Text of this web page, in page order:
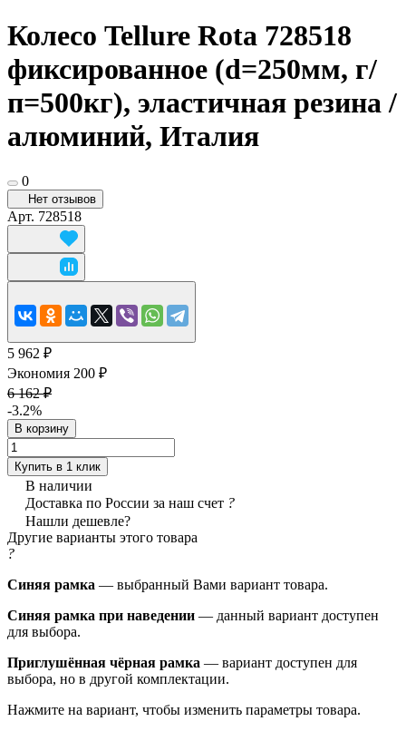
Колесо Tellure Rota 728518
фиксированное (d=250мм, г/
п=500кг), эластичная резина /
алюминий, Италия
0
Нет отзывов
Арт. 728518
5 962 ₽
Экономия 200 ₽
6 162 ₽
-3.2%
В корзину
Купить в 1 клик
В наличии
Доставка по России за наш счет ?
Нашли дешевле?
Другие варианты этого товара
?
Синяя рамка — выбранный Вами вариант товара.
Синяя рамка при наведении — данный вариант доступен
для выбора.
Приглушённая чёрная рамка — вариант доступен для
выбора, но в другой комплектации.
Нажмите на вариант, чтобы изменить параметры товара.